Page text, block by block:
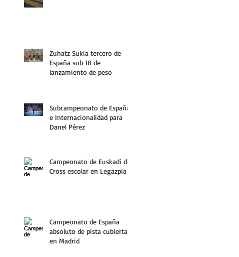
Zuhatz Sukia tercero de
España sub 18 de
lanzamiento de peso
Subcampeonato de España
e Internacionalidad para
Danel Pérez
Campeonato de Euskadi de
Cross escolar en Legazpia
Campeonato de España
absoluto de pista cubierta
en Madrid